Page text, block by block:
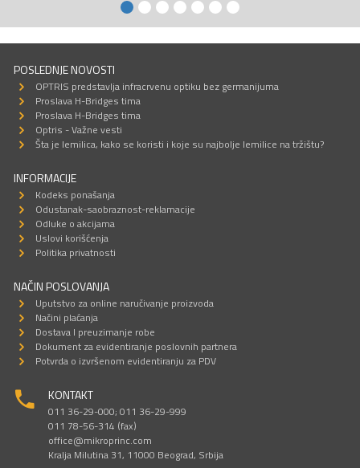
POSLEDNJE NOVOSTI
OPTRIS predstavlja infracrvenu optiku bez germanijuma
Proslava H-Bridges tima
Proslava H-Bridges tima
Optris - Važne vesti
Šta je lemilica, kako se koristi i koje su najbolje lemilice na tržištu?
INFORMACIJE
Kodeks ponašanja
Odustanak-saobraznost-reklamacije
Odluke o akcijama
Uslovi korišćenja
Politika privatnosti
NAČIN POSLOVANJA
Uputstvo za online naručivanje proizvoda
Načini plaćanja
Dostava I preuzimanje robe
Dokument za evidentiranje poslovnih partnera
Potvrda o izvršenom evidentiranju za PDV
KONTAKT
011 36-29-000; 011 36-29-999
011 78-56-314 (fax)
office@mikroprinc.com
Kralja Milutina 31, 11000 Beograd, Srbija